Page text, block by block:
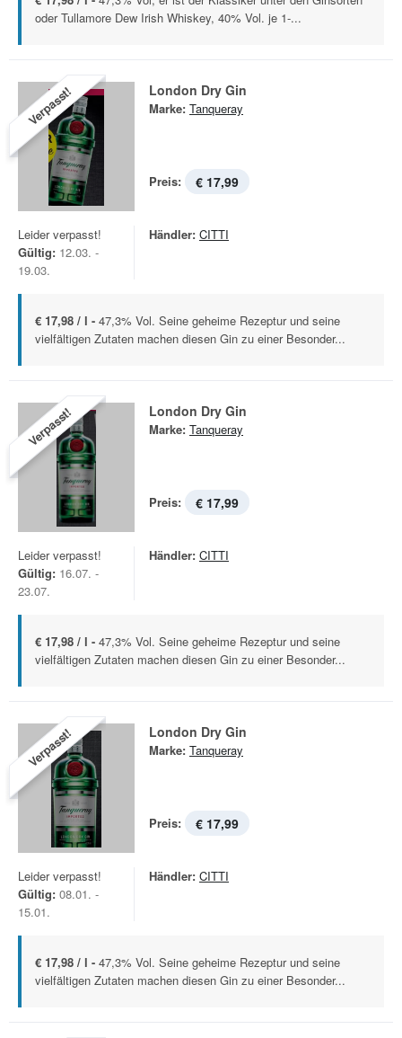
oder Tullamore Dew Irish Whiskey, 40% Vol. je 1-...
Verpasst! London Dry Gin
Marke: Tanqueray
Preis: € 17,99
Leider verpasst!
Gültig: 12.03. -
19.03.
Händler: CITTI
€ 17,98 / l - 47,3% Vol. Seine geheime Rezeptur und seine
vielfältigen Zutaten machen diesen Gin zu einer Besonder...
Verpasst! London Dry Gin
Marke: Tanqueray
Preis: € 17,99
Leider verpasst!
Gültig: 16.07. -
23.07.
Händler: CITTI
€ 17,98 / l - 47,3% Vol. Seine geheime Rezeptur und seine
vielfältigen Zutaten machen diesen Gin zu einer Besonder...
Verpasst! London Dry Gin
Marke: Tanqueray
Preis: € 17,99
Leider verpasst!
Gültig: 08.01. -
15.01.
Händler: CITTI
€ 17,98 / l - 47,3% Vol. Seine geheime Rezeptur und seine
vielfältigen Zutaten machen diesen Gin zu einer Besonder...